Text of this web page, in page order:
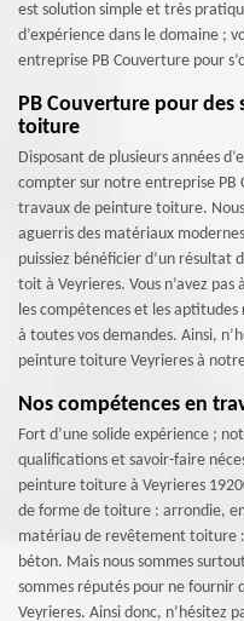
est solution simple et très
d’expérience dans le domaine ;
entreprise PB Couverture pour
PB Couverture pour
toiture
Disposant de plusieurs années
compter sur notre entreprise PB
travaux de peinture toiture.
aguerris des matériaux
puissiez bénéficier d’un résultat
toit à Veyrieres. Vous n’avez
les compétences et les
à toutes vos demandes. Ainsi,
peinture toiture Veyrieres à
Nos compétences en
Fort d’une solide expérience ;
qualifications et savoir-faire
peinture toiture à Veyrieres
de forme de toiture : arrondie,
matériau de revêtement toiture
béton. Mais nous sommes
sommes réputés pour ne fournir
Veyrieres. Ainsi donc, n’hésitez